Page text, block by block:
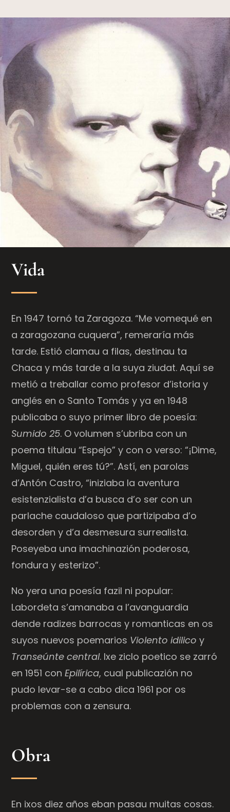
Vida
En 1947 tornó ta Zaragoza. “Me vomequé en
a zaragozana cuquera”, remeraría más
tarde. Estió clamau a filas, destinau ta
Chaca y más tarde a la suya ziudat. Aquí se
metió a treballar como profesor d’istoria y
anglés en o Santo Tomás y ya en 1948
publicaba o suyo primer libro de poesía:
Sumido 25. O volumen s’ubriba con un
poema titulau “Espejo”y con o verso: “¡Dime,
Miguel, quién eres tú?”. Astí, en parolas
d’Antón Castro, “iniziaba la aventura
esistenzialista d’a busca d’o ser con un
parlache caudaloso que partizipaba d’o
desorden y d’a desmesura surrealista.
Poseyeba una imachinazión poderosa,
fondura y esterizo”.
No yera una poesía fazil ni popular:
Labordeta s’amanaba a l’avanguardia
dende radizes barrocas y romanticas en os
suyos nuevos poemarios Violento idilico y
Transeúnte central. Ixe ziclo poetico se zarró
en 1951 conEpilírica, cual publicazión no
pudo levar-se a cabo dica 1961 por os
problemas con a zensura.
Obra
En ixos diez años eban pasau muitas cosas.